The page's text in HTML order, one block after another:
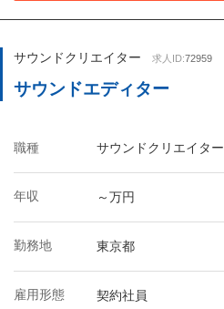
サウンドクリエイター 求人ID:72959
サウンドエディター
職種 サウンドクリエイター
年収 ～万円
勤務地 東京都
雇用形態 契約社員